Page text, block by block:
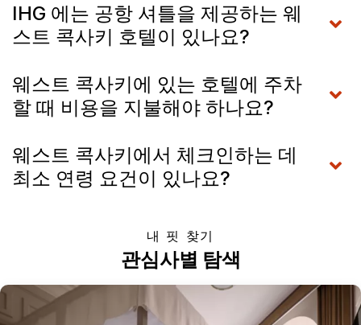
IHG 에는 공항 셔틀을 제공하는 웨
스트 콕사키 호텔이 있나요?
웨스트 콕사키에 있는 호텔에 주차
할 때 비용을 지불해야 하나요?
웨스트 콕사키에서 체크인하는 데
최소 연령 요건이 있나요?
내 핏 찾기
관심사별 탐색